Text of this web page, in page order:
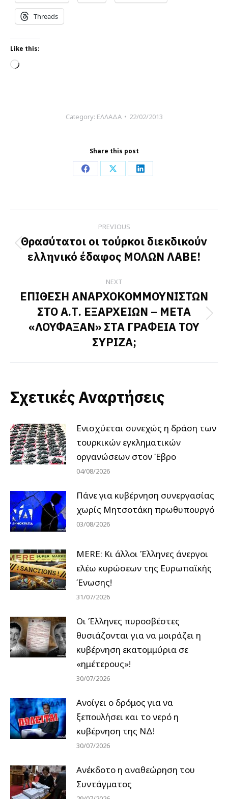
Threads
Like this:
Loading…
Category: ΕΛΛΑΔΑ 22/02/2013
Share this post
Share Share Share
navigation
PREVIOUS
Previous
post:
Θρασύτατοι οι τούρκοι διεκδικούν
ελληνικό έδαφος ΜΟΛΩΝ ΛΑΒΕ!
NEXT
Next
post:
ΕΠΙΘΕΣΗ ΑΝΑΡΧΟΚΟΜΜΟΥΝΙΣΤΩΝ
ΣΤΟ Α.Τ. ΕΞΑΡΧΕΙΩΝ – ΜΕΤΑ
«ΛΟΥΦΑΞΑΝ» ΣΤΑ ΓΡΑΦΕΙΑ ΤΟΥ
ΣΥΡΙΖΑ;
Σχετικές Αναρτήσεις
Ενισχύεται συνεχώς η δράση των
τουρκικών εγκληματικών
οργανώσεων στον Έβρο
04/08/2026
Πάνε για κυβέρνηση συνεργασίας
χωρίς Μητσοτάκη πρωθυπουργό
03/08/2026
MERE: Κι άλλοι Έλληνες άνεργοι
ελέω κυρώσεων της Ευρωπαϊκής
Ένωσης!
31/07/2026
Οι Έλληνες πυροσβέστες
θυσιάζονται για να μοιράζει η
κυβέρνηση εκατομμύρια σε
«ημέτερους»!
30/07/2026
Ανοίγει ο δρόμος για να
ξεπουλήσει και το νερό η
κυβέρνηση της ΝΔ!
30/07/2026
Ανέκδοτο η αναθεώρηση του
Συντάγματος